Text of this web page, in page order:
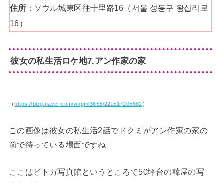
住所 ：ソウル城東区往十里路16（서울 성동구 왕십리로
16）
彼女の私生活ロケ地7.アン作家の家
（ https://blog.naver.com/wngml3653/221517205682 ）
この画像は彼女の私生活2話でドクミがアン作家の家の
前で待っている場面ですね！
ここはビトガ写真館というところで50坪台の韓屋の写